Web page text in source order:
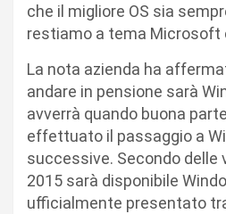
che il migliore OS sia
restiamo a tema Microsoft
La nota azienda ha
andare in pensione sarà
avverrà quando buona
effettuato il passaggio a
successive. Secondo delle
2015 sarà disponibile
ufficialmente presentato